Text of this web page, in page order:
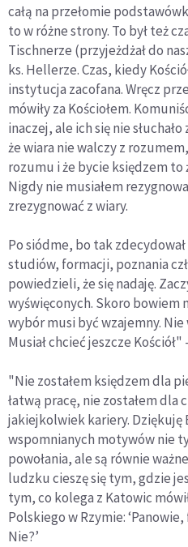
całą na przełomie
to w różne strony. To był też
Tischnerze (przyjeżdżał do
ks. Hellerze. Czas, kiedy
instytucja zacofana. Wręcz
mówiły za Kościołem.
inaczej, ale ich się nie
że wiara nie walczy z
rozumu i że bycie księdzem to
Nigdy nie musiałem
zrezygnować z wiary.
Po siódme, bo tak
studiów, formacji, poznania
powiedzieli, że się nadaję.
wyświęconych. Skoro bowiem
wybór musi być wzajemny. Nie
Musiał chcieć jeszcze
"Nie zostałem księdzem dla
łatwą pracę, nie zostałem dla
jakiejkolwiek kariery. Dziękuję
wspomnianych motywów nie
powołania, ale są równie
ludzku cieszę się tym, gdzie
tym, co kolega z Katowic
Polskiego w Rzymie:
Nie?’